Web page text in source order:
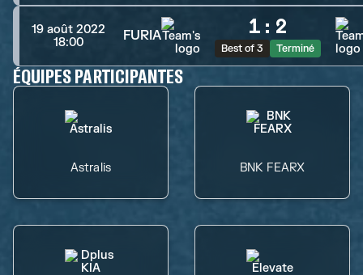
19 août 2022
18:00
FURIA 1 : 2
Best of 3 Terminé
ÉQUIPES PARTICIPANTES
Astralis BNK FEARX